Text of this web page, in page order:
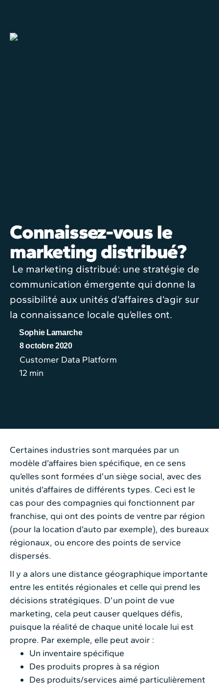
Connaissez-vous le
marketing distribué?
Le marketing distribué: une stratégie de
communication émergente qui donne la
possibilité aux unités d’affaires d’agir sur
la connaissance locale qu’elles ont.
Sophie Lamarche
8 octobre 2020
Customer Data Platform
12 min
Certaines industries sont marquées par un
modèle d’affaires bien spécifique, en ce sens
qu’elles sont formées d’un siège social, avec des
unités d’affaires de différents types. Ceci est le
cas pour des compagnies qui fonctionnent par
franchise, qui ont des points de ventre par région
(pour la location d’auto par exemple), des bureaux
régionaux, ou encore des points de service
dispersés.
Il y a alors une distance géographique importante
entre les entités régionales et celle qui prend les
décisions stratégiques. D’un point de vue
marketing, cela peut causer quelques défis,
puisque la réalité de chaque unité locale lui est
propre. Par exemple, elle peut avoir :
Un inventaire spécifique
Des produits propres à sa région
Des produits/services aimé particulièrement